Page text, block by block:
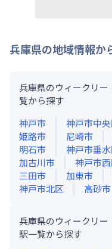
兵庫県の地域情報か
兵庫県のウィークリ
覧から探す
神戸市
神戸市中
姫路市
尼崎市
明石市
神戸市垂
加古川市
神戸市
三田市
加東市
神戸市北区
高砂市
兵庫県のウィークリー
駅一覧から探す